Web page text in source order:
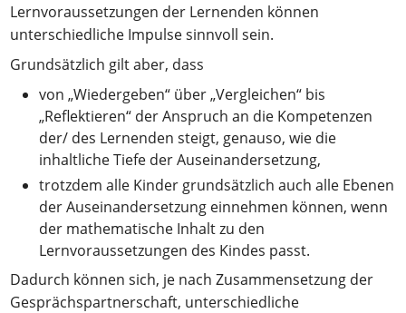
Lernvoraussetzungen der Lernenden können
unterschiedliche Impulse sinnvoll sein.
Grundsätzlich gilt aber, dass
von „Wiedergeben“ über „Vergleichen“ bis
„Reflektieren“ der Anspruch an die Kompetenzen
der/ des Lernenden steigt, genauso, wie die
inhaltliche Tiefe der Auseinandersetzung,
trotzdem alle Kinder grundsätzlich auch alle Ebenen
der Auseinandersetzung einnehmen können, wenn
der mathematische Inhalt zu den
Lernvoraussetzungen des Kindes passt.
Dadurch können sich, je nach Zusammensetzung der
Gesprächspartnerschaft, unterschiedliche